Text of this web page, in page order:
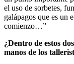
el uso de sorbetes,
galápagos que es un
comienzo…”
¿Dentro de estos
manos de los